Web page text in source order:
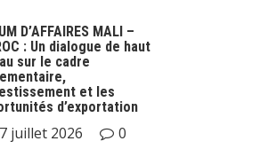
D’AFFAIRES MALI –
: Un dialogue de haut
sur le cadre
et les
d’exportation
juillet 2026 0